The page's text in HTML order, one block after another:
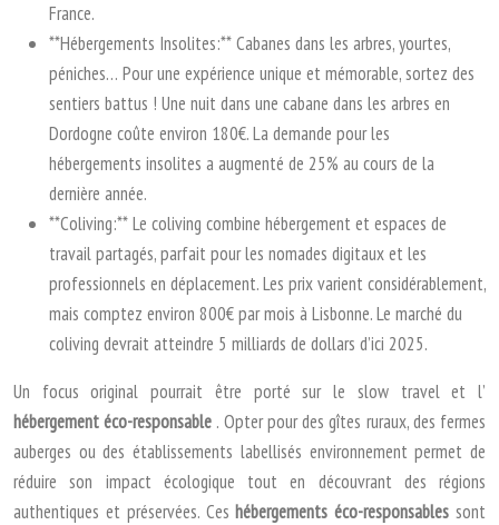
France.
**Hébergements Insolites:** Cabanes dans les arbres, yourtes,
péniches… Pour une expérience unique et mémorable, sortez des
sentiers battus ! Une nuit dans une cabane dans les arbres en
Dordogne coûte environ 180€. La demande pour les
hébergements insolites a augmenté de 25% au cours de la
dernière année.
**Coliving:** Le coliving combine hébergement et espaces de
travail partagés, parfait pour les nomades digitaux et les
professionnels en déplacement. Les prix varient considérablement,
mais comptez environ 800€ par mois à Lisbonne. Le marché du
coliving devrait atteindre 5 milliards de dollars d’ici 2025.
Un focus original pourrait être porté sur le slow travel et l’
hébergement éco-responsable . Opter pour des gîtes ruraux, des fermes
auberges ou des établissements labellisés environnement permet de
réduire son impact écologique tout en découvrant des régions
authentiques et préservées. Ceshébergements éco-responsablessont